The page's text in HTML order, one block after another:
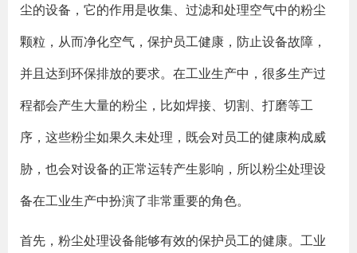
尘的设备，它的作用是收集、过滤和处理空气中的粉尘
颗粒，从而净化空气，保护员工健康，防止设备故障，
并且达到环保排放的要求。在工业生产中，很多生产过
程都会产生大量的粉尘，比如焊接、切割、打磨等工
序，这些粉尘如果久未处理，既会对员工的健康构成威
胁，也会对设备的正常运转产生影响，所以粉尘处理设
备在工业生产中扮演了非常重要的角色。
首先，粉尘处理设备能够有效的保护员工的健康。工业